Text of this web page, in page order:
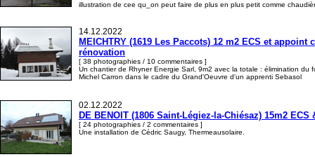
illustration de cee qu_on peut faire de plus en plus petit comme
14.12.2022
MEICHTRY (1619 Les Paccots) 12 m2 ECS et
rénovation
[ 38 photographies / 10 commentaires ]
Un chantier de Rhyner Energie Sarl, 9m2 avec la totale : élimination
Michel Carron dans le cadre du Grand'Oeuvre d'un apprenti Sebasol
02.12.2022
DE BENOIT (1806 Saint-Légiez-la-Chiésaz) 15m2
[ 24 photographies / 2 commentaires ]
Une installation de Cédric Saugy, Thermeausolaire.